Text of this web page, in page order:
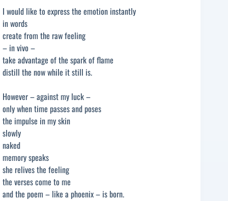
I would like to express the emotion instantly
in words
create from the raw feeling
– in vivo –
take advantage of the spark of flame
distill the now while it still is.
However – against my luck –
only when time passes and poses
the impulse in my skin
slowly
naked
memory speaks
she relives the feeling
the verses come to me
and the poem – like a phoenix – is born.